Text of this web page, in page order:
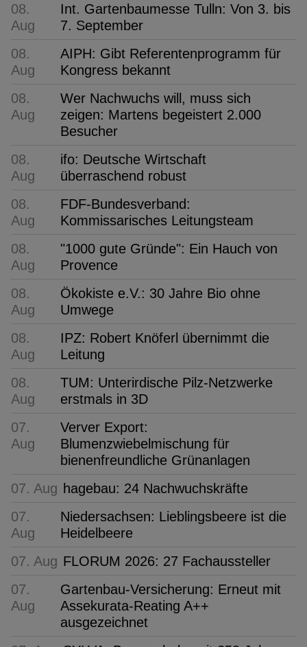
08.
Aug
Int. Gartenbaumesse Tulln: Von 3. bis
7. September
08.
Aug
AIPH: Gibt Referentenprogramm für
Kongress bekannt
08.
Aug
Wer Nachwuchs will, muss sich
zeigen: Martens begeistert 2.000
Besucher
08.
Aug
ifo: Deutsche Wirtschaft
überraschend robust
08.
Aug
FDF-Bundesverband:
Kommissarisches Leitungsteam
08.
Aug
"1000 gute Gründe": Ein Hauch von
Provence
08.
Aug
Ökokiste e.V.: 30 Jahre Bio ohne
Umwege
08.
Aug
IPZ: Robert Knöferl übernimmt die
Leitung
08.
Aug
TUM: Unterirdische Pilz-Netzwerke
erstmals in 3D
07.
Aug
Verver Export:
Blumenzwiebelmischung für
bienenfreundliche Grünanlagen
07. Aug hagebau: 24 Nachwuchskräfte
07.
Aug
Niedersachsen: Lieblingsbeere ist die
Heidelbeere
07. Aug FLORUM 2026: 27 Fachaussteller
07.
Aug
Gartenbau-Versicherung: Erneut mit
Assekurata-Reating A++
ausgezeichnet